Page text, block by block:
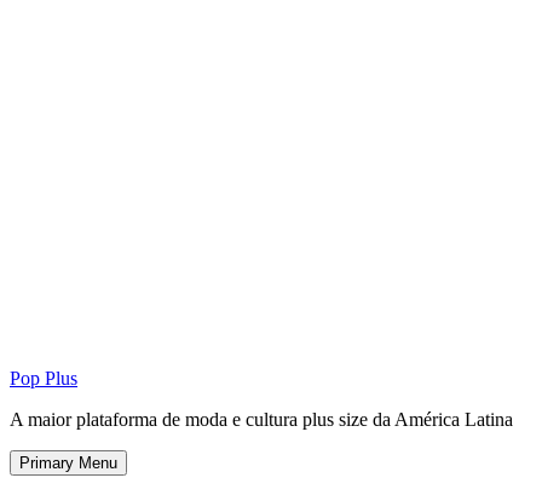
Pop Plus
A maior plataforma de moda e cultura plus size da América Latina
Primary Menu